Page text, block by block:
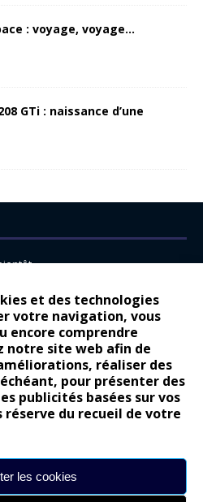
et des technologies
votre navigation, vous
encore comprendre
notre site web afin de
réaliser des
pour présenter des
publicités basées sur vos
réserve du recueil de votre
les cookies
: voyage, voyage…
GTi : naissance d’une
pour Citroën
d’une légende